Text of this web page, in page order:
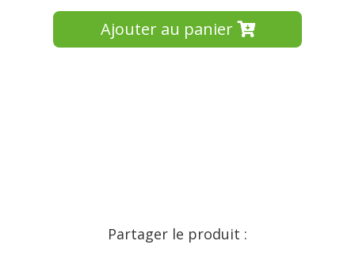
Ajouter au panier
Partager le produit :